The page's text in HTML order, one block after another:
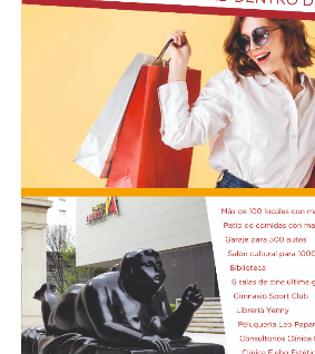
Finalmente, sostuvo que la
representa un respaldo
las comunidades costeras vienen
inicio del proyecto y expresó su
pronunciamiento contribuya a una
profunda de sus impactos
obras continúen. Radio Encuentro
Según la denuncia, durante la
organizaciones sociales, sindicales
inmediaciones del Senado, un
arrojó piedras, escombros y otros
contra los efectivos de las fuerzas
apostados en el lugar, y que se
bancos públicos para usarlos como
se registraron daños en estructuras
vehículos policiales.
El Ministerio de Seguridad Nacional
que ordene preservar los registros
hechos, que se libre oficio al